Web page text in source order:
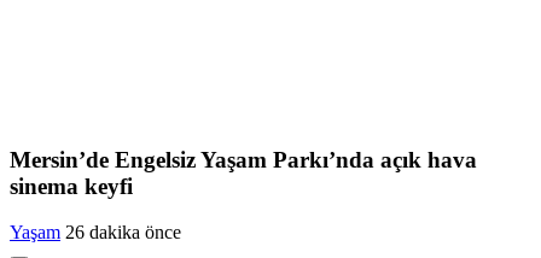
Mersin’de Engelsiz Yaşam Parkı’nda açık hava
sinema keyfi
Yaşam 26 dakika önce